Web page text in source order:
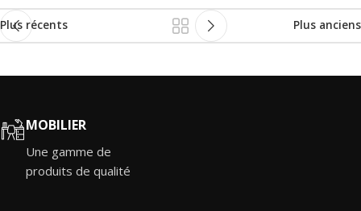
Plus récents Plus anciens
MOBILIER
Une gamme de
produits de qualité